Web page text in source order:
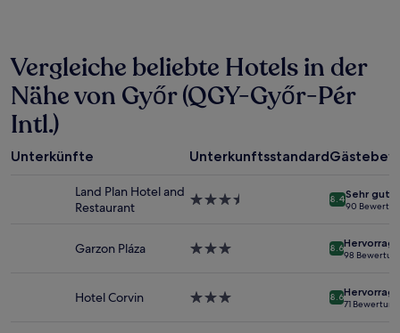
24 Stunden
für
einen
Aufenthalt
mit
1 Übernachtung
von
Vergleiche beliebte Hotels in der
Nähe von Győr (QGY-Győr-Pér
Intl.)
Unterkünfte Unterkunftsstandard
Land Plan Hotel and
Restaurant
3.5-
8.4Sehr gut
90
Garzon Pláza
3.0-
8.6
98
Hotel Corvin
3.0-
8.6
71